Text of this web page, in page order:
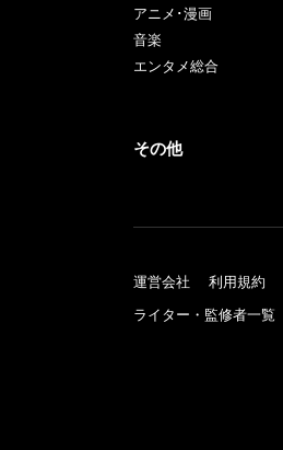
アニメ･漫画
音楽
エンタメ総合
その他
運営会社 利用規約
ライター・監修者一覧